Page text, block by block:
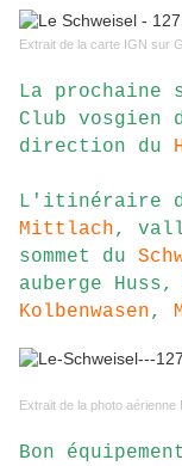
Extrait de la carte IGN sur
La prochaine
Club vosgien
direction du
L'itinéraire
Mittlach,
sommet du
auberge Huss,
Kolbenwasen,
Extrait de la photo
Bon